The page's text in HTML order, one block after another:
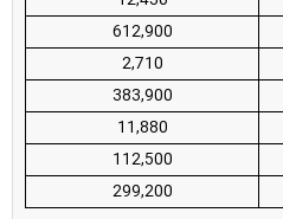
612,900
2,710
383,900
11,880
112,500
299,200